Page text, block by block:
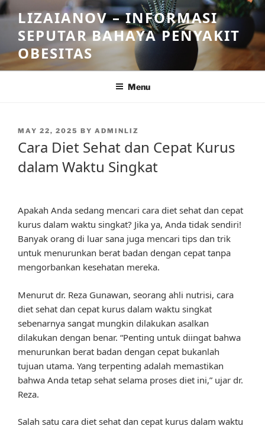
Skip
to
content
LIZAIANOV – INFORMASI
SEPUTAR BAHAYA PENYAKIT
OBESITAS
Menu
POSTED
MAY 22, 2025 BY ADMINLIZ
Cara Diet Sehat dan Cepat Kurus
dalam Waktu Singkat
Apakah Anda sedang mencari cara diet sehat dan cepat
kurus dalam waktu singkat? Jika ya, Anda tidak sendiri!
Banyak orang di luar sana juga mencari tips dan trik
untuk menurunkan berat badan dengan cepat tanpa
mengorbankan kesehatan mereka.
Menurut dr. Reza Gunawan, seorang ahli nutrisi, cara
diet sehat dan cepat kurus dalam waktu singkat
sebenarnya sangat mungkin dilakukan asalkan
dilakukan dengan benar. “Penting untuk diingat bahwa
menurunkan berat badan dengan cepat bukanlah
tujuan utama. Yang terpenting adalah memastikan
bahwa Anda tetap sehat selama proses diet ini,” ujar dr.
Reza.
Salah satu cara diet sehat dan cepat kurus dalam waktu